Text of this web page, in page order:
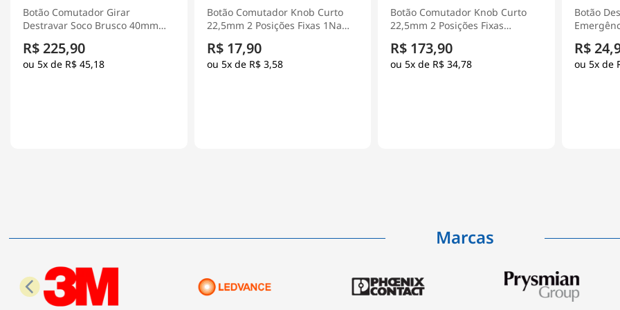
Botão Comutador Knob Curto
22,5mm 2 Posições Fixas 1Na
Electric
R$ 17,90
5x de R$ 3,58
Botão Comutador Knob Curto
22,5mm 2 Posições Fixas
Schneider Electric
R$ 173,90
5x de R$ 34,78
Botão Desligamento De
Emergência Plástico 22mm 1NF
Electric
R$ 24,90
5x de R$ 4,98
Chave
Liga/
-
R$
5x de
Marcas